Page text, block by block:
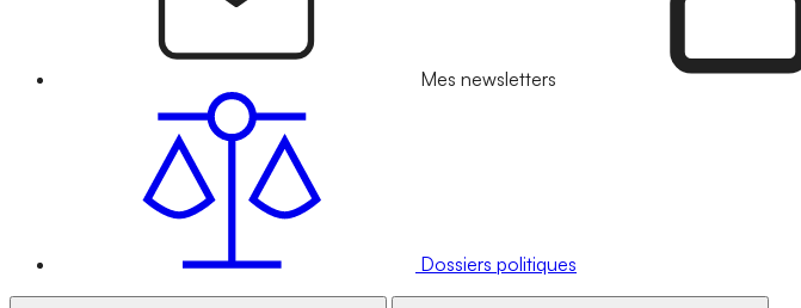
Mes newsletters
Dossiers politiques